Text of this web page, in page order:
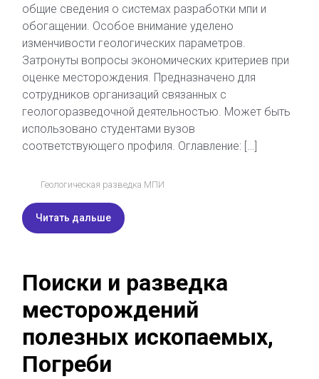
общие сведения о системах разработки мпи и
обогащении. Особое внимание уделено
изменчивости геологических параметров.
Затронуты вопросы экономических критериев при
оценке месторождения. Предназначено для
сотрудников организаций связанных с
геологоразведочной деятельностью. Может быть
использовано студентами вузов
соответствующего профиля. Оглавление: […]
Геологическая разведка МПИ
Читать дальше
Поиски и разведка
месторождений
полезных ископаемых,
Погреби